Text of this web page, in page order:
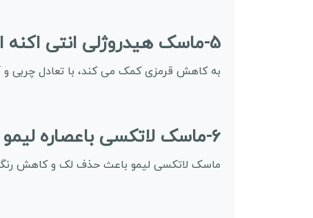
5-ماسک هیدروژلی انتی اکنه استیمکس:
به کاهش قرمزی کمک می کند، با تعادل
6-ماسک لاتکسی باعصاره لیمو استیمکس:
ماسک لاتکسی لیمو باعث حذف لک و کاهش